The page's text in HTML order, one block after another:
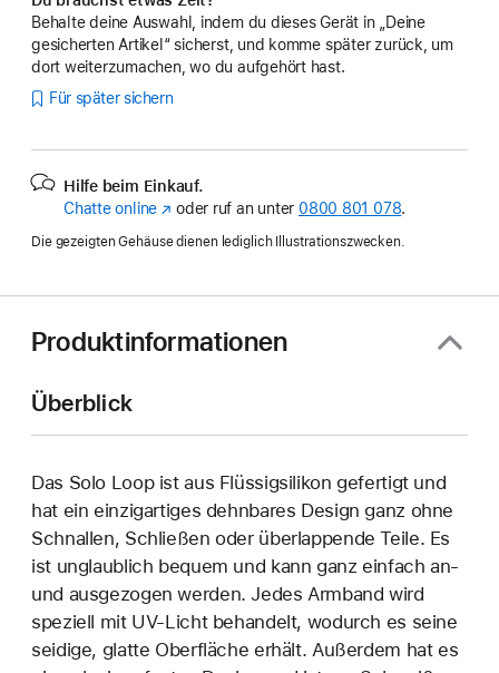
Behalte deine Auswahl, indem du dieses Gerät in „Deine
gesicherten Artikel“ sicherst, und komme später zurück, um
dort weiterzumachen, wo du aufgehört hast.
Für später sichern
Hilfe beim Einkauf.
Chatte online (Öffnet
neues
oder ruf an unter 0800 801 078.
Die gezeigten Gehäuse dienen lediglich Illustrationszwecken.
Produktinformationen
Überblick
Das Solo Loop ist aus Flüssigsilikon gefertigt und
hat ein einzigartiges dehn­bares Design ganz ohne
Schnallen, Schließen oder überlappende Teile. Es
ist unglaublich bequem und kann ganz einfach an‑
und ausgezogen werden. Jedes Armband wird
speziell mit UV-Licht behandelt, wodurch es seine
seidige, glatte Oberfläche erhält. Außerdem hat es